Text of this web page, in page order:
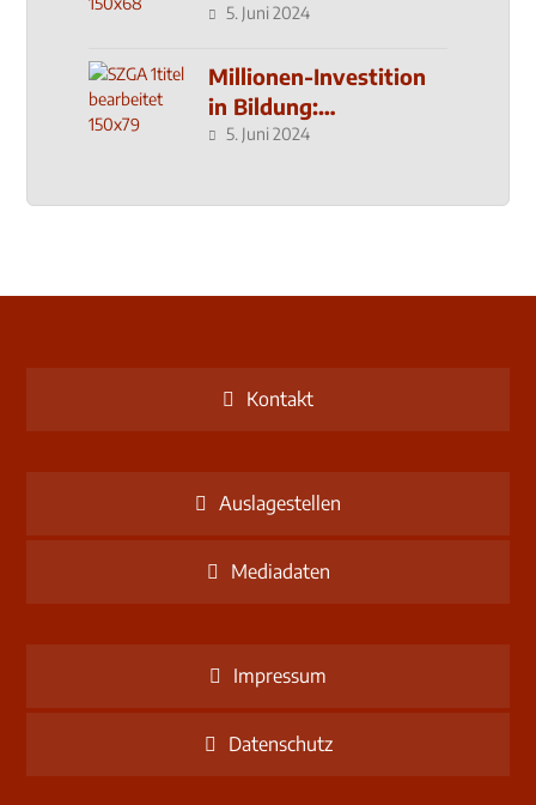
5. Juni 2024
Millionen-Investition
in Bildung:
Schulzentrum-Neubau
5. Juni 2024
Kontakt
Auslagestellen
Mediadaten
Impressum
Datenschutz